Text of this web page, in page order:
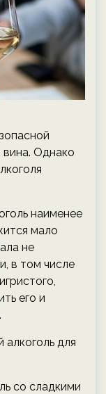
вина. Однако
наименее
мало
не
в том числе
его и
для
со сладкими